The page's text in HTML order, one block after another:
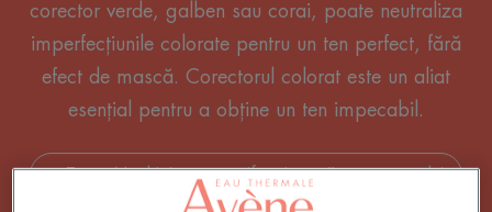
corector verde, galben sau corai, poate neutraliza
imperfecțiunile colorate pentru un ten perfect, fără
efect de mască. Corectorul colorat este un aliat
esențial pentru a obține un ten impecabil.
Toate Machiaj pentru uniformizează nuanța tenului